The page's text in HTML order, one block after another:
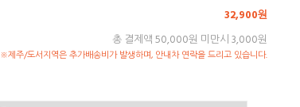
32,900원
총 결제액 50,000원 미만시 3,000원
※제주/도서지역은 추가배송비가 발생하며, 안내차 연락을 드리고 있습니다.